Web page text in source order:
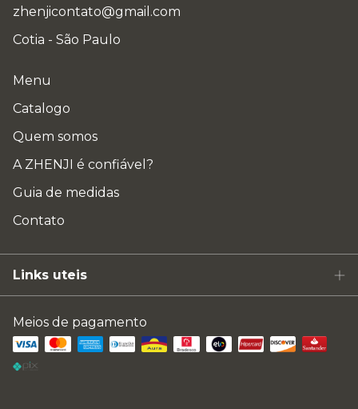
zhenjicontato@gmail.com
Cotia - São Paulo
Menu
Catalogo
Quem somos
A ZHENJI é confiável?
Guia de medidas
Contato
Links uteis
Meios de pagamento